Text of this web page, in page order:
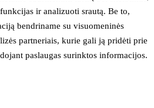
ir analizuoti srautą. Be to,
bendriname su visuomeninės
partneriais, kurie gali ją pridėti prie
paslaugas surinktos informacijos.